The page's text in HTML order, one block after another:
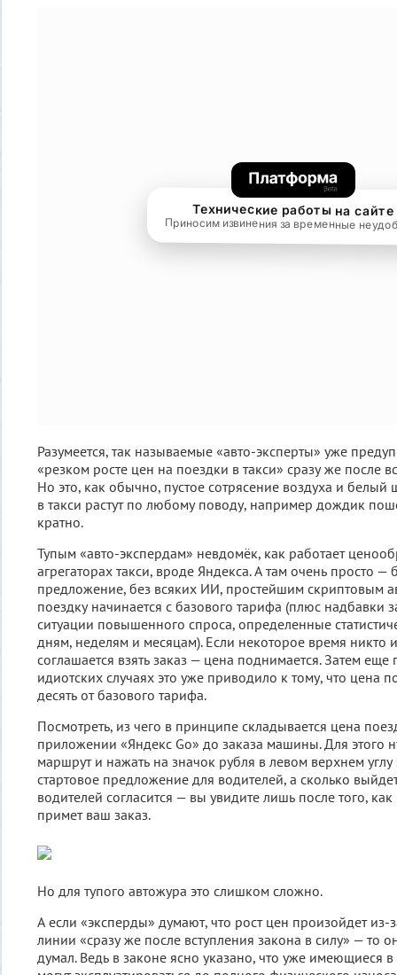
Разумеется, так называемые «авто-эксперты» уже
«резком росте цен на поездки в такси» сразу же после
Но это, как обычно, пустое сотрясение воздуха и
в такси растут по любому поводу, например дождик
кратно.
Тупым «авто-экспердам» невдомёк, как работает
агрегаторах такси, вроде Яндекса. А там очень просто —
предложение, без всяких ИИ, простейшим скриптовым
поездку начинается с базового тарифа (плюс надбавки
ситуации повышенного спроса, определенные
дням, неделям и месяцам). Если некоторое время никто
соглашается взять заказ — цена поднимается. Затем
идиотских случаях это уже приводило к тому, что цена
десять от базового тарифа.
Посмотреть, из чего в принципе складывается цена
приложении «Яндекс Go» до заказа машины. Для этого
маршрут и нажать на значок рубля в левом верхнем
стартовое предложение для водителей, а сколько
водителей согласится — вы увидите лишь после того,
примет ваш заказ.
Но для тупого автожура это слишком сложно.
А если «эксперды» думают, что рост цен произойдет
линии «сразу же после вступления закона в силу» — то
думал. Ведь в законе ясно указано, что уже имеющиеся